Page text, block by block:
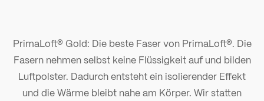
PrimaLoft® Gold: Die beste Faser von PrimaLoft®. Die
Fasern nehmen selbst keine Flüssigkeit auf und bilden
Luftpolster. Dadurch entsteht ein isolierender Effekt
und die Wärme bleibt nahe am Körper. Wir statten